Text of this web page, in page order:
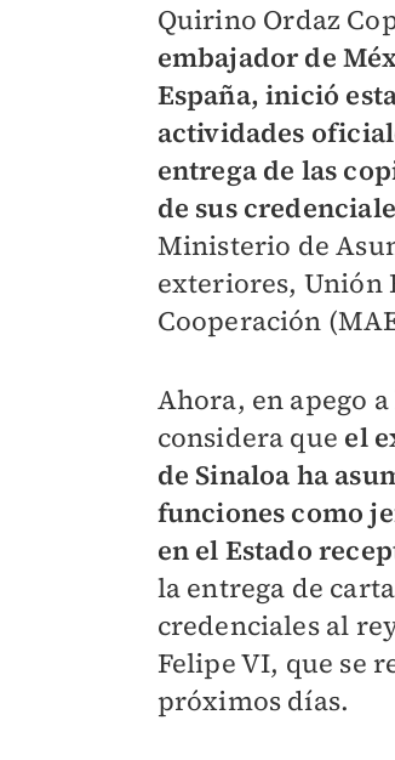
Quirino Ordaz
embajador de
España, inició
actividades
entrega de las
de sus
Ministerio de
exteriores, Unión
Cooperación
Ahora, en apego
considera que el
de Sinaloa ha
funciones como
en el Estado
la entrega de
credenciales al
Felipe VI, que se
próximos días.